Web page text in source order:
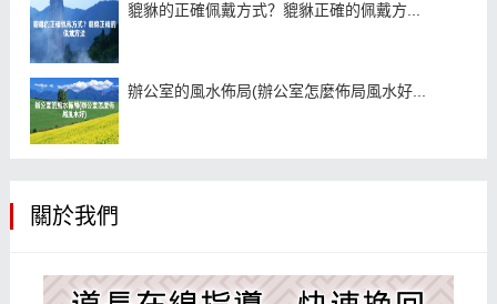
貔貅的正確佩戴方式？貔貅正確的佩戴方...
辦公室的風水佈局(辦公室怎麼佈局風水好...
關於我們